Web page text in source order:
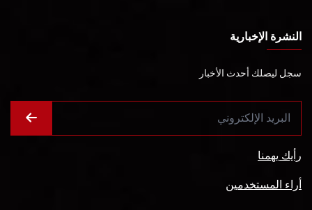
النشرة الإخبارية
سجل ليصلك أحدث الأخبار
رأيك يهمنا
أراء المستخدمين